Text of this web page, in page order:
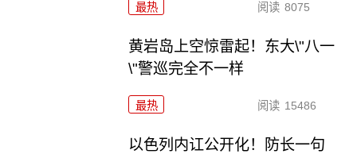
最热 阅读 8075
黄岩岛上空惊雷起！东大\"八一
\"警巡完全不一样
最热 阅读 15486
以色列内讧公开化！防长一句